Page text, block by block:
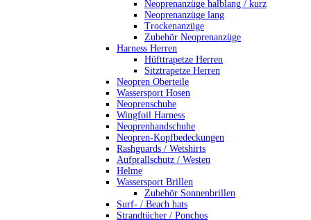
Neoprenanzüge halblang / kurz
Neoprenanzüge lang
Trockenanzüge
Zubehör Neoprenanzüge
Harness Herren
Hüfttrapetze Herren
Sitztrapetze Herren
Neopren Oberteile
Wassersport Hosen
Neoprenschuhe
Wingfoil Harness
Neoprenhandschuhe
Neopren-Kopfbedeckungen
Rashguards / Wetshirts
Aufprallschutz / Westen
Helme
Wassersport Brillen
Zubehör Sonnenbrillen
Surf- / Beach hats
Strandtücher / Ponchos